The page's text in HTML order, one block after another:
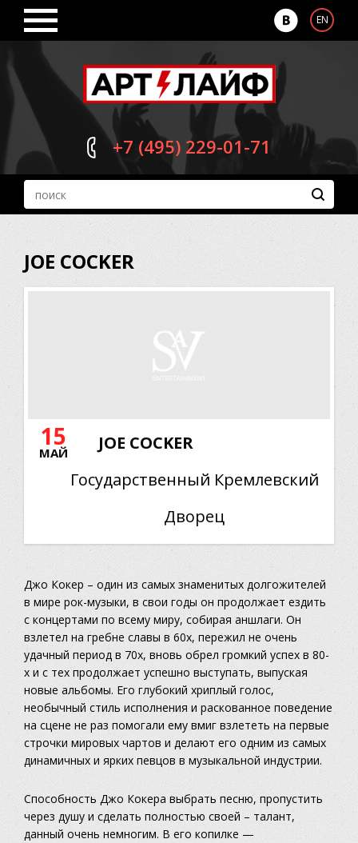
EN
+7 (495) 229-01-71
JOE COCKER
15
МАЙ
JOE COCKER
Государственный Кремлевский
Дворец
Джо Кокер – один из самых знаменитых долгожителей
в мире рок-музыки, в свои годы он продолжает ездить
с концертами по всему миру, собирая аншлаги. Он
взлетел на гребне славы в 60х, пережил не очень
удачный период в 70х, вновь обрел громкий успех в 80-
х и с тех продолжает успешно выступать, выпуская
новые альбомы. Его глубокий хриплый голос,
необычный стиль исполнения и раскованное поведение
на сцене не раз помогали ему вмиг взлететь на первые
строчки мировых чартов и делают его одним из самых
динамичных и ярких певцов в музыкальной индустрии.
Способность Джо Кокера выбрать песню, пропустить
через душу и сделать полностью своей – талант,
данный очень немногим. В его копилке —